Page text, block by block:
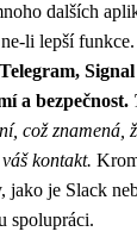
dalších
li lepší funkce.
a bezpečnost.
což znamená,
kontakt.
jako je Slack
spolupráci.